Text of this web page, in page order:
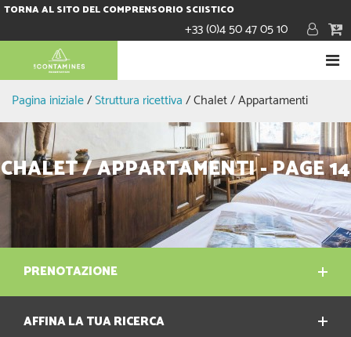
TORNA AL SITO DEL COMPRENSORIO SCIISTICO
+33 (0)4 50 47 05 10
Pagina iniziale/Struttura ricettiva/Chalet / Appartamenti
PRENOTAZIONE
AFFINA LA TUA RICERCA
CHALET / APPARTAMENTI - PAGE 14